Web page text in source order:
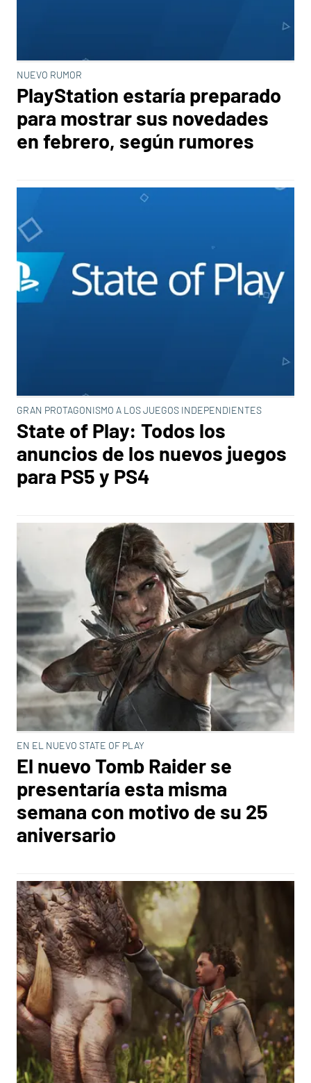
NUEVO RUMOR
PlayStation estaría preparado
para mostrar sus novedades
en febrero, según rumores
GRAN PROTAGONISMO A LOS JUEGOS INDEPENDIENTES
State of Play: Todos los
anuncios de los nuevos juegos
para PS5 y PS4
EN EL NUEVO STATE OF PLAY
El nuevo Tomb Raider se
presentaría esta misma
semana con motivo de su 25
aniversario